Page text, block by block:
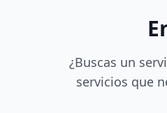
¿Buscas un
servicios que